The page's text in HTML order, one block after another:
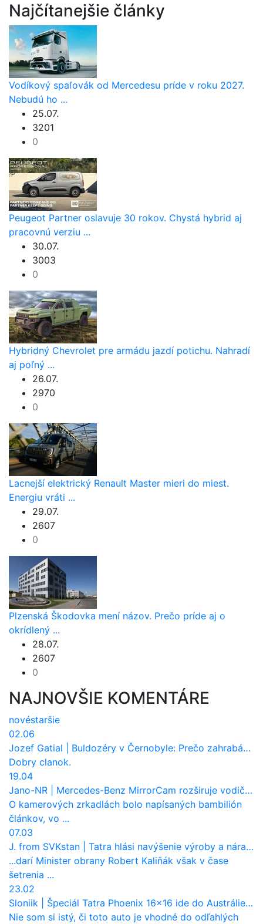
Najčítanejšie články
Vodíkový spaľovák od Mercedesu príde v roku 2027.
Nebudú ho ...
25.07.
3201
0
Peugeot Partner oslavuje 30 rokov. Chystá hybrid aj
pracovnú verziu ...
30.07.
3003
0
Hybridný Chevrolet pre armádu jazdí potichu. Nahradí
aj poľný ...
26.07.
2970
0
Lacnejší elektrický Renault Master mieri do miest.
Energiu vráti ...
29.07.
2607
0
Plzenská Škodovka mení názov. Prečo príde aj o
okrídlený ...
28.07.
2607
0
NAJNOVŠIE KOMENTÁRE
novéstaršie
02.06
Jozef Gatial
Buldozéry v Černobyle: Prečo zahrabávali Červený les pod zem?
Dobry clanok.
19.04
Jano-NR
Mercedes-Benz MirrorCam rozširuje vodičovi výhľad a uberá autobusom odpor vzduchu
O kamerových zrkadlách bolo napísaných bambilión
článkov, vo ...
07.03
J. from SVKstan
Tatra hlási navýšenie výroby a nárast tržieb. Ktorí odberatelia sú kľúčoví?
...darí Minister obrany Robert Kaliňák však v čase
šetrenia ...
23.02
Sloniik
Špeciál Tatra Phoenix 16×16 ide do Austrálie. Na čo bude slúžiť?
Nie som si istý, či toto auto je vhodné do odľahlých